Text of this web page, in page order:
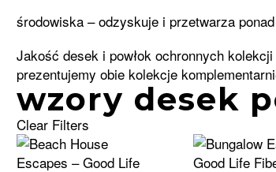
środowiska – odzyskuje i przetwarza
Jakość desek i powłok ochronnych
prezentujemy obie kolekcje
wzory desek
Clear Filters